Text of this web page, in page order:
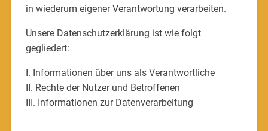
in wiederum eigener Verantwortung verarbeiten.
Unsere Datenschutzerklärung ist wie folgt
gegliedert:
I. Informationen über uns als Verantwortliche
II. Rechte der Nutzer und Betroffenen
III. Informationen zur Datenverarbeitung